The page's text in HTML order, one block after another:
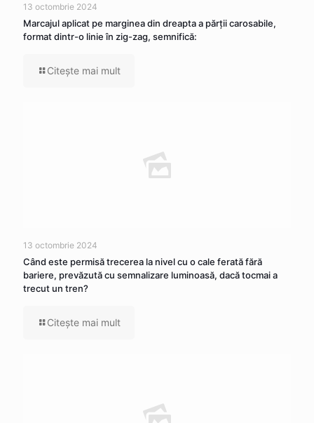
13 octombrie 2024
Marcajul aplicat pe marginea din dreapta a părţii carosabile,
format dintr-o linie în zig-zag, semnifică:
Citeşte mai mult
13 octombrie 2024
Când este permisă trecerea la nivel cu o cale ferată fără
bariere, prevăzută cu semnalizare luminoasă, dacă tocmai a
trecut un tren?
Citeşte mai mult